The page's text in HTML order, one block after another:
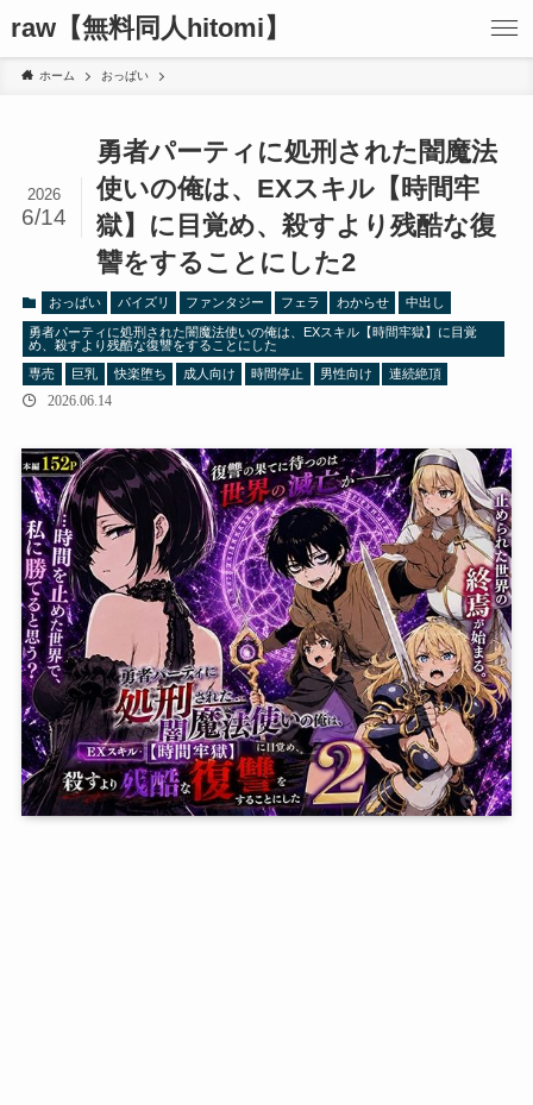
raw【無料同人hitomi】
ホーム おっぱい
勇者パーティに処刑された闇魔法
使いの俺は、EXスキル【時間牢
獄】に目覚め、殺すより残酷な復
讐をすることにした2
2026
6/14
おっぱい パイズリ ファンタジー フェラ わからせ 中出し
勇者パーティに処刑された闇魔法使いの俺は、EXスキル【時間牢獄】に目覚
め、殺すより残酷な復讐をすることにした
専売 巨乳 快楽堕ち 成人向け 時間停止 男性向け
連続絶頂
2026.06.14